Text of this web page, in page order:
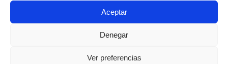
Aceptar
Denegar
Ver preferencias
Mapa Web
Ayuntamiento de Madrid, 2018